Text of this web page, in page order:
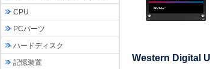
Western Digital
CPU
PCパーツ
ハードディスク
記憶装置